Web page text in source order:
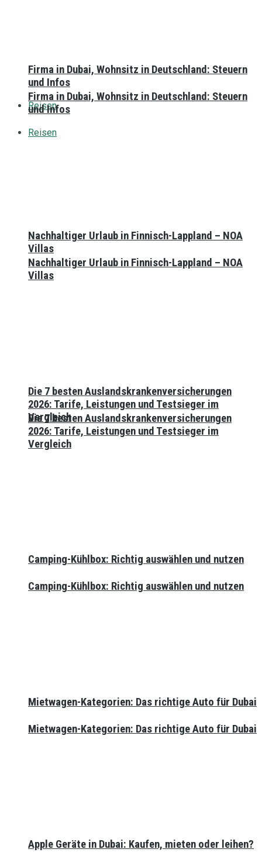
Firma in Dubai, Wohnsitz in Deutschland: Steuern
und Infos
Reisen
Nachhaltiger Urlaub in Finnisch-Lappland – NOA
Villas
Die 7 besten Auslandskrankenversicherungen
2026: Tarife, Leistungen und Testsieger im
Vergleich
Camping-Kühlbox: Richtig auswählen und nutzen
Mietwagen-Kategorien: Das richtige Auto für Dubai
Apple Geräte in Dubai: Kaufen, mieten oder leihen?
Firma in Dubai, Wohnsitz in Deutschland: Steuern
und Infos
Reisen
Nachhaltiger Urlaub in Finnisch-Lappland – NOA
Villas
Die 7 besten Auslandskrankenversicherungen
2026: Tarife, Leistungen und Testsieger im
Vergleich
Camping-Kühlbox: Richtig auswählen und nutzen
Mietwagen-Kategorien: Das richtige Auto für Dubai